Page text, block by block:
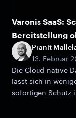
Varonis SaaS:
Bereitstellung
Pranit
13. Februar
Die Cloud-native
lässt sich in
sofortigen Schutz